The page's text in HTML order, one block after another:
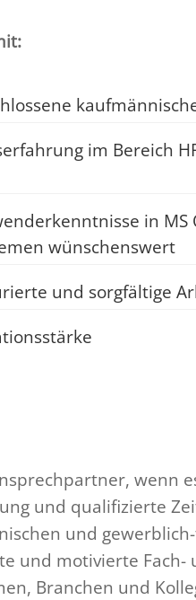
im Bereich
in
wünschenswert
und sorgfältige
wenn
und qualifizierte
und
und motivierte
Branchen und